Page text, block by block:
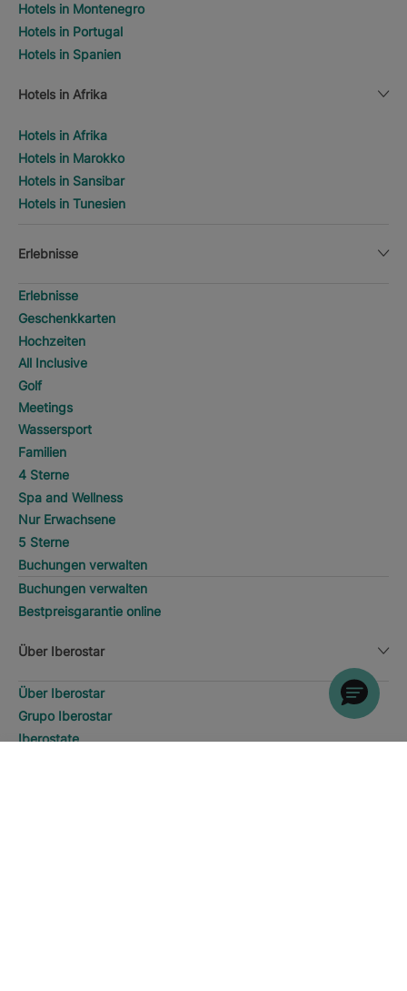
Hotels in Montenegro
Hotels in Portugal
Hotels in Spanien
Hotels in Afrika
Hotels in Afrika
Hotels in Marokko
Hotels in Sansibar
Hotels in Tunesien
Erlebnisse
Erlebnisse
Geschenkkarten
Hochzeiten
All Inclusive
Golf
Meetings
Wassersport
Familien
4 Sterne
Spa and Wellness
Nur Erwachsene
5 Sterne
Buchungen verwalten
Buchungen verwalten
Bestpreisgarantie online
Über Iberostar
Über Iberostar
Grupo Iberostar
Iberostate